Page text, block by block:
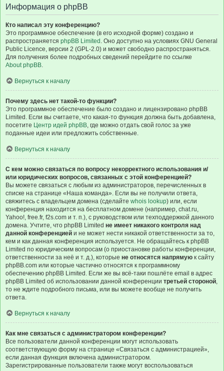
Информация о phpBB
Кто написал эту конференцию?
Это программное обеспечение (в его исходной форме) создано и
распространяется phpBB Limited . Оно доступно на условиях GNU General
Public Licence, версии 2 (GPL-2.0) и может свободно распространяться.
Для получения более подробных сведений перейдите по ссылке
About phpBB.
Вернуться к началу
Почему здесь нет такой-то функции?
Это программное обеспечение было создано и лицензировано phpBB
Limited. Если вы считаете, что какая-то функция должна быть добавлена,
посетите Центр идей phpBB, где можно отдать свой голос за уже
поданные идеи или предложить собственные.
Вернуться к началу
С кем можно связаться по вопросу некорректного использования и/
или юридических вопросов, связанных с этой конференцией?
Вы можете связаться с любым из администраторов, перечисленных в
списке на странице «Наша команда». Если вы не получили ответа,
свяжитесь с владельцем домена (сделайте whois lookup) или, если
конференция находится на бесплатном домене (например, chat.ru,
Yahoo!, free.fr, f2s.com и т. п.), с руководством или техподдержкой данного
домена. Учтите, что phpBB Limited не имеет никакого контроля над
данной конференцией и не может нести никакой ответственности за то,
кем и как данная конференция используется. Не обращайтесь к phpBB
Limited по юридическим вопросам (о приостановке работы конференции,
ответственности за неё и т. д.), которые не относятся напрямую к сайту
phpBB.com или которые частично относятся к программному
обеспечению phpBB Limited. Если же вы всё-таки пошлёте email в адрес
phpBB Limited об использовании данной конференции третьей стороной,
то не ждите подробного письма, или вы можете вообще не получить
ответа.
Вернуться к началу
Как мне связаться с администратором конференции?
Все пользователи данной конференции могут использовать
соответствующую форму на странице «Связаться с администрацией»,
если данная функция включена администратором.
Зарегистрированные пользователи также могут воспользоваться